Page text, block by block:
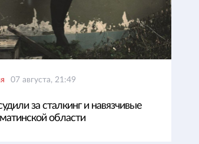
07 августа, 21:49
за сталкинг и навязчивые
области